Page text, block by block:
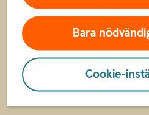
Bara
Cookie-
Om Swedbank Robur
Press
Jobba hos oss
Swedbank- koncernen